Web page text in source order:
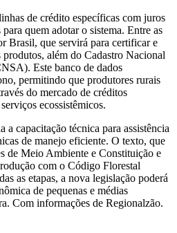
de crédito específicas com juros
quem adotar o sistema. Entre as
Brasil, que servirá para certificar e
além do Cadastro Nacional
Este banco de dados
permitindo que produtores rurais
do mercado de créditos
ecossistêmicos.
a capacitação técnica para assistência
de manejo eficiente. O texto, que
de Meio Ambiente e Constituição e
com o Código Florestal
as etapas, a nova legislação poderá
de pequenas e médias
Com informações de Regionalzão.